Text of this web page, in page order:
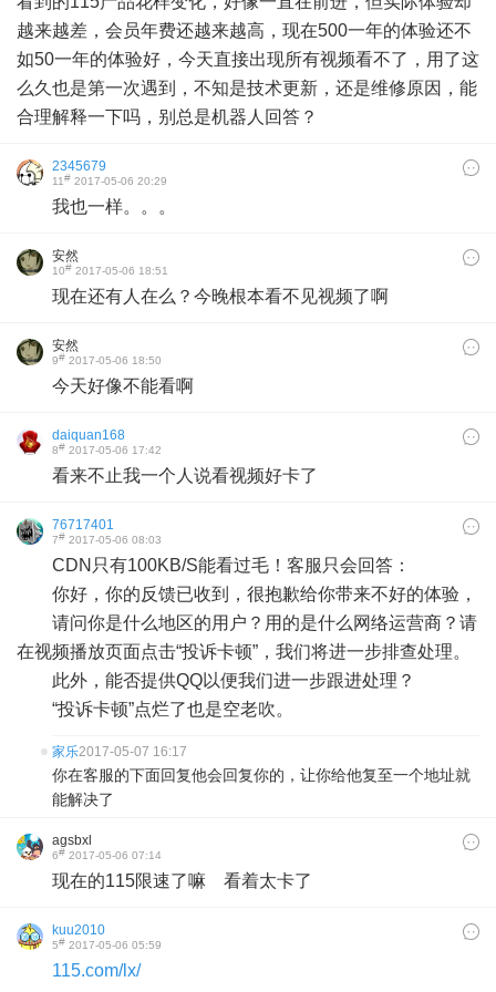
越来越差，会员年费还越来越高，现在500一年的体验还不
如50一年的体验好，今天直接出现所有视频看不了，用了这
么久也是第一次遇到，不知是技术更新，还是维修原因，能
合理解释一下吗，别总是机器人回答？
2345679
11# 2017-05-06 20:29
我也一样。。。
安然
10# 2017-05-06 18:51
现在还有人在么？今晚根本看不见视频了啊
安然
9# 2017-05-06 18:50
今天好像不能看啊
daiquan168
8# 2017-05-06 17:42
看来不止我一个人说看视频好卡了
76717401
7# 2017-05-06 08:03
CDN只有100KB/S能看过毛！客服只会回答：
你好，你的反馈已收到，很抱歉给你带来不好的体验，
请问你是什么地区的用户？用的是什么网络运营商？请
在视频播放页面点击“投诉卡顿”，我们将进一步排查处理。
此外，能否提供QQ以便我们进一步跟进处理？
“投诉卡顿”点烂了也是空老吹。
家乐2017-05-07 16:17
你在客服的下面回复他会回复你的，让你给他复至一个地址就
能解决了
agsbxl
6# 2017-05-06 07:14
现在的115限速了嘛 看着太卡了
kuu2010
5# 2017-05-06 05:59
115.com/lx/